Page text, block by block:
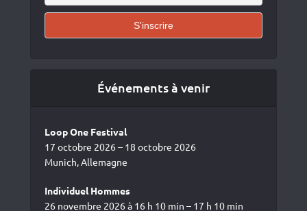
Événements à venir
Loop One Festival
17 octobre 2026 – 18 octobre 2026
Munich, Allemagne
Individuel Hommes
26 novembre 2026 à 16 h 10 min – 17 h 10 min